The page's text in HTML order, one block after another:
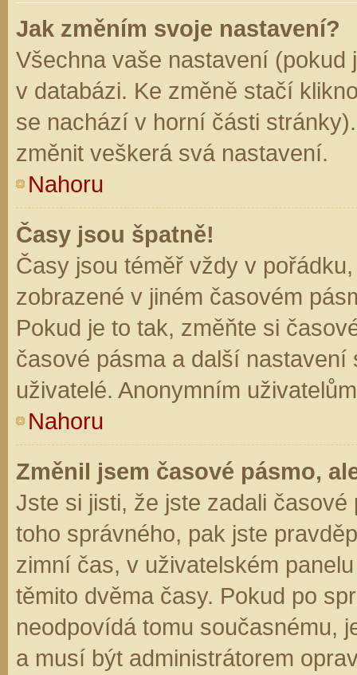
Jak změním svoje nastavení?
Všechna vaše nastavení (pokud
v databázi. Ke změně stačí
se nachází v horní části
změnit veškerá svá nastavení.
Nahoru
Časy jsou špatně!
Časy jsou téměř vždy v
zobrazené v jiném časovém
Pokud je to tak, změňte si
časové pásma a další
uživatelé. Anonymním
Nahoru
Změnil jsem časové pásmo,
Jste si jisti, že jste zadali
toho správného, pak jste
zimní čas, v uživatelském
těmito dvěma časy. Pokud po
neodpovídá tomu současnému,
a musí být administrátorem